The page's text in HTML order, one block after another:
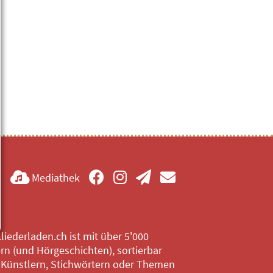
Mediathek
ist mit über 5'000
(und Hörgeschichten), sortierbar
Stichwörtern oder Themen